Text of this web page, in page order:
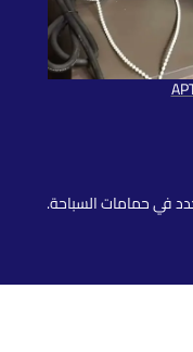
في حمامات السباحة.